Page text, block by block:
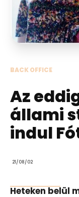
BACK OFFICE
Az
állami
indul
21/08/02
Heteken belül